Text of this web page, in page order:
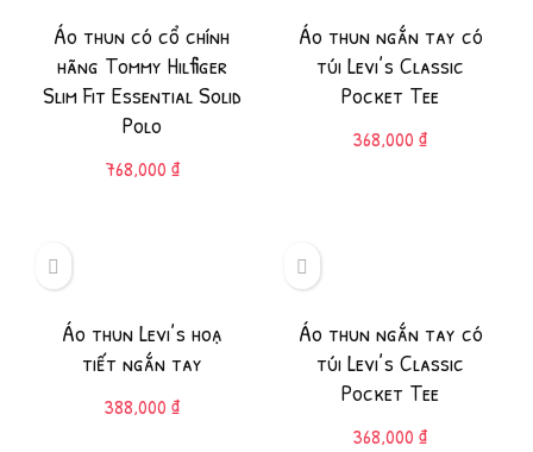
Áo thun có cổ chính
hãng Tommy Hilfiger
Slim Fit Essential Solid
Polo
768,000 ₫
Áo thun ngắn tay có
túi Levi’s Classic
Pocket Tee
368,000₫
Áo thun Levi’s hoạ
tiết ngắn tay
388,000 ₫
Áo thun ngắn tay có
túi Levi’s Classic
Pocket Tee
368,000₫